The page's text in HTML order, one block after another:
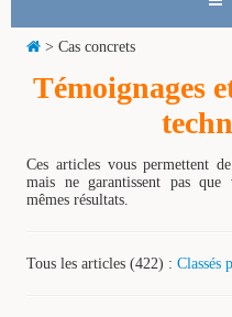
> Cas concrets
Témoignages
Ces articles vous permettent
mais ne garantissent pas que
mêmes résultats.
Tous les articles (422) : Classés